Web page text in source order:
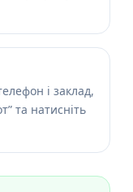
і заклад,
та натисніть